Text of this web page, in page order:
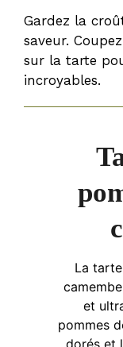
Gardez la
saveur.
sur la tarte
incroyables.
La
et
pommes